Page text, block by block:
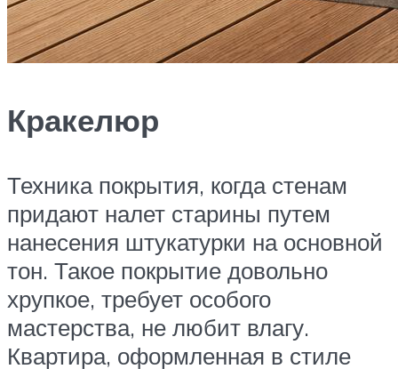
Кракелюр
Техника покрытия, когда стенам
придают налет старины путем
нанесения штукатурки на основной
тон. Такое покрытие довольно
хрупкое, требует особого
мастерства, не любит влагу.
Квартира, оформленная в стиле